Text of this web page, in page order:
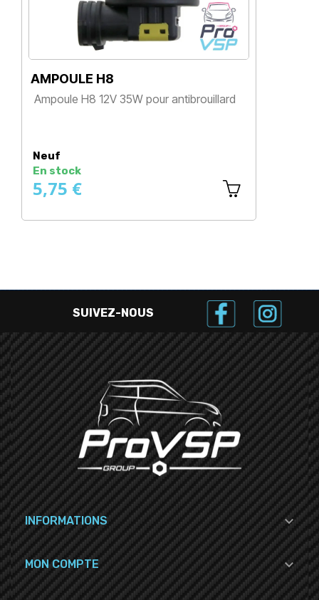
AMPOULE H8
Ampoule H8 12V 35W pour antibrouillard
Neuf
En stock
5,75 €
SUIVEZ-NOUS
INFORMATIONS 
MON COMPTE 